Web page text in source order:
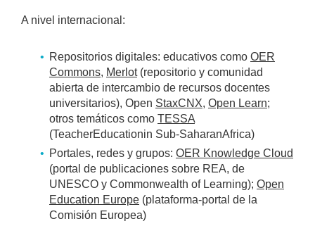
A nivel internacional:
Repositorios digitales: educativos como OER
Commons, Merlot(repositorio y comunidad
abierta de intercambio de recursos docentes
universitarios), Open StaxCNX, Open Learn;
otros temáticos como TESSA
(TeacherEducationin Sub-SaharanAfrica)
Portales, redes y grupos: OER Knowledge Cloud
(portal de publicaciones sobre REA, de
UNESCO y Commonwealth of Learning); Open
Education Europe (plataforma-portal de la
Comisión Europea)